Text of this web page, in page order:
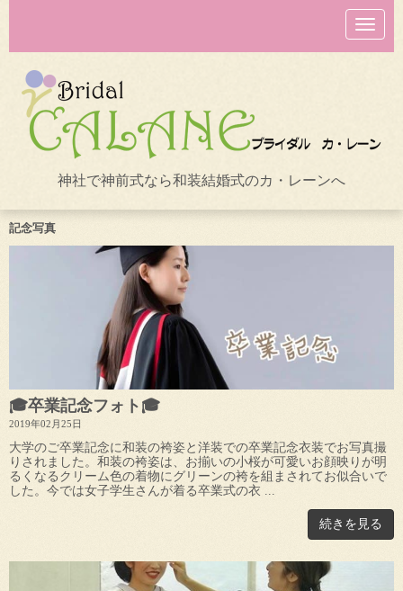
N
a
v
o
n
神社で神前式なら和装結婚式のカ・レーンへ
記念写真
🎓卒業記念フォト🎓
2019年02月25日
大学のご卒業記念に和装の袴姿と洋装での卒業記念衣装でお写真撮
りされました。和装の袴姿は、お揃いの小桜が可愛いお顔映りが明
るくなるクリーム色の着物にグリーンの袴を組まされてお似合いで
した。今では女子学生さんが着る卒業式の衣 ...
続きを見る